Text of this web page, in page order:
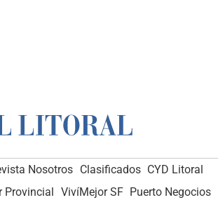
Nosotros Clasificados CYD Litoral
Provincial VivíMejor SF Puerto Negocios